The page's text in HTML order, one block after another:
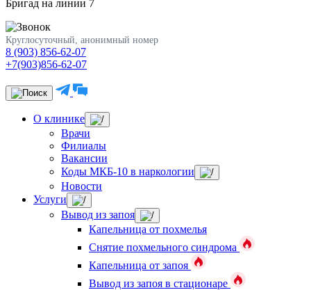
Бригад на линии 7
Круглосуточный, анонимный номер
8 (903) 856-62-07
+7(903)856-62-07
О клинике
Врачи
Филиалы
Вакансии
Коды МКБ-10 в наркологии
Новости
Услуги
Вывод из запоя
Капельница от похмелья
Снятие похмельного синдрома
Капельница от запоя
Вывод из запоя в стационаре